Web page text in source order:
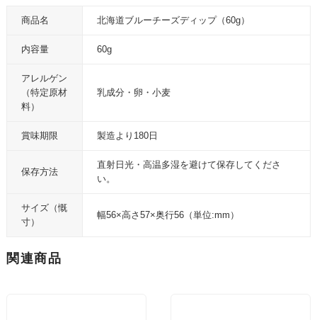
商品名 北海道ブルーチーズディップ（60g）
内容量 60g
アレルゲン
（特定原材
料）
乳成分・卵・小麦
賞味期限 製造より180日
保存方法
直射日光・高温多湿を避けて保存してくださ
い。
サイズ（慨
寸）
幅56×高さ57×奥行56（単位:mm）
関連商品